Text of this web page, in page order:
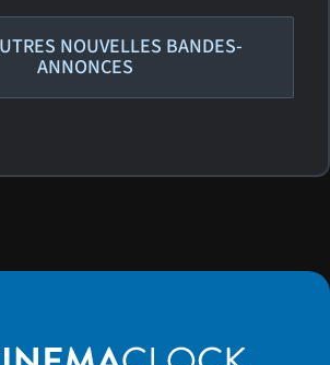
NOUVELLES BANDES-
ANNONCES